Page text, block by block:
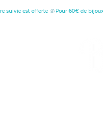
suivie est offerte